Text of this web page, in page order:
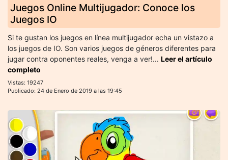
Juegos Online Multijugador: Conoce los
Juegos IO
Si te gustan los juegos en línea multijugador echa un vistazo a
los juegos de IO. Son varios juegos de géneros diferentes para
jugar contra oponentes reales, venga a ver!... Leer el artículo
completo
Vistas: 19247
Publicado: 24 de Enero de 2019 a las 19:45